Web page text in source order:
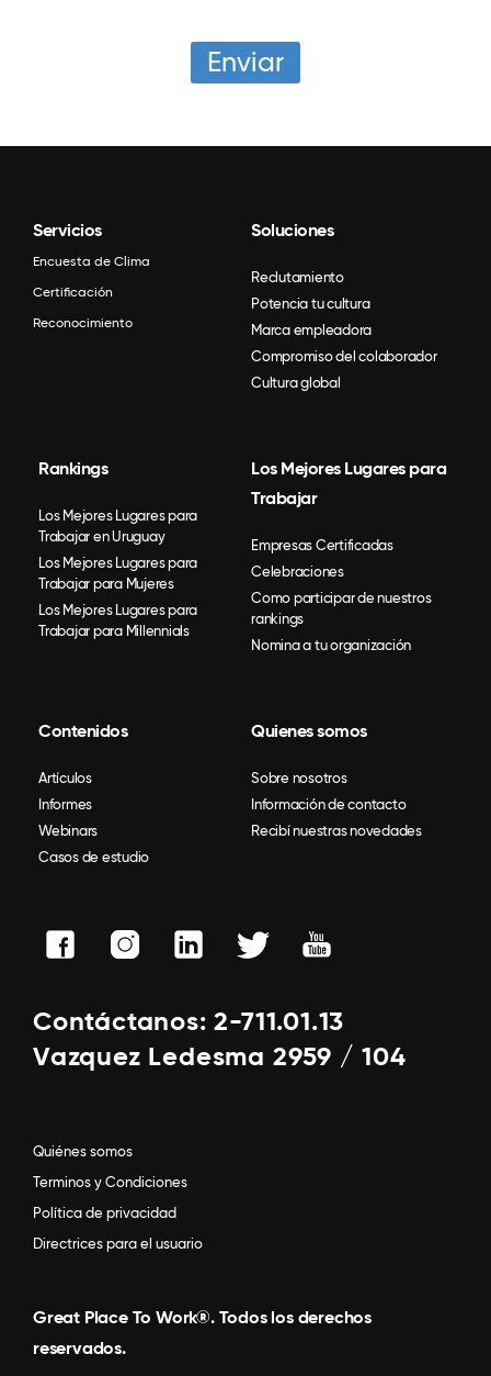
Servicios
Encuesta de Clima
Certificación
Reconocimiento
Soluciones
Reclutamiento
Potencia tu cultura
Marca empleadora
Compromiso del colaborador
Cultura global
Rankings
Los Mejores Lugares para
Trabajar en Uruguay
Los Mejores Lugares para
Trabajar para Mujeres
Los Mejores Lugares para
Trabajar para Millennials
Los Mejores Lugares para
Trabajar
Empresas Certificadas
Celebraciones
Como participar de nuestros
rankings
Nomina a tu organización
Contenidos
Artículos
Informes
Webinars
Casos de estudio
Quienes somos
Sobre nosotros
Información de contacto
Recibí nuestras novedades
Contáctanos: 2-711.01.13
Vazquez Ledesma 2959 / 104
Quiénes somos
Terminos y Condiciones
Política de privacidad
Directrices para el usuario
Great Place To Work®. Todos los derechos
reservados.